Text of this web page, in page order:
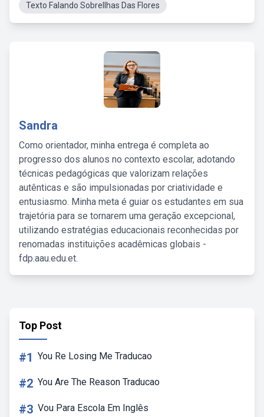
Texto Falando SobreIlhas Das Flores
Sandra
Como orientador, minha entrega é completa ao
progresso dos alunos no contexto escolar, adotando
técnicas pedagógicas que valorizam relações
autênticas e são impulsionadas por criatividade e
entusiasmo. Minha meta é guiar os estudantes em sua
trajetória para se tornarem uma geração excepcional,
utilizando estratégias educacionais reconhecidas por
renomadas instituições acadêmicas globais -
fdp.aau.edu.et.
Top Post
#1 You Re Losing Me Traducao
#2 You Are The Reason Traducao
#3 Vou Para Escola Em Inglês